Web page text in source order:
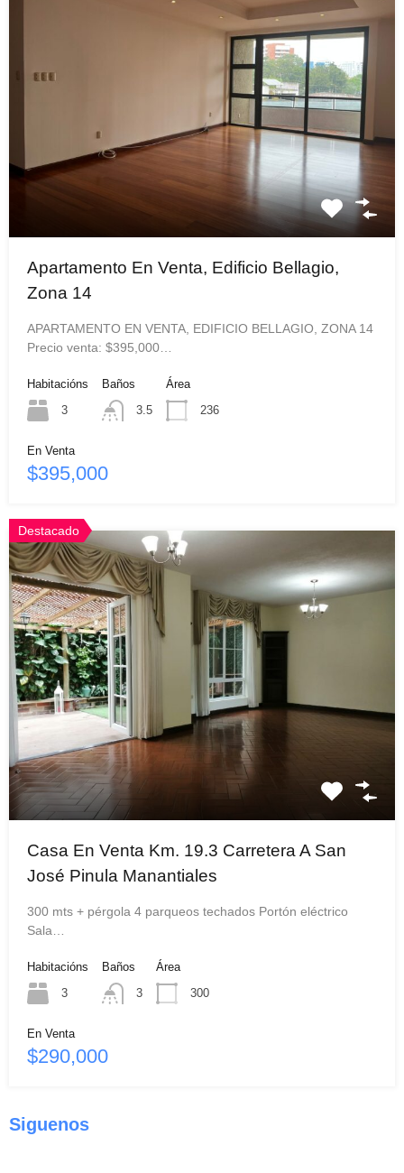
Apartamento En Venta, Edificio Bellagio,
Zona 14
APARTAMENTO EN VENTA, EDIFICIO BELLAGIO, ZONA 14
Precio venta: $395,000…
Habitacións
3
Baños
3.5
Área
236
En Venta
$395,000
Destacado
Casa En Venta Km. 19.3 Carretera A San
José Pinula Manantiales
300 mts + pérgola 4 parqueos techados Portón eléctrico
Sala…
Habitacións
3
Baños
3
Área
300
En Venta
$290,000
Siguenos